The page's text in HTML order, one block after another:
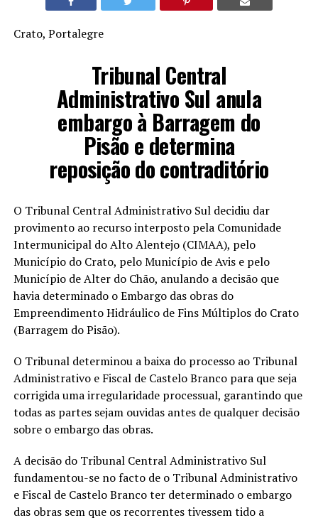
Crato, Portalegre
Tribunal Central
Administrativo Sul anula
embargo à Barragem do
Pisão e determina
reposição do contraditório
O Tribunal Central Administrativo Sul decidiu dar
provimento ao recurso interposto pela Comunidade
Intermunicipal do Alto Alentejo (CIMAA), pelo
Município do Crato, pelo Município de Avis e pelo
Município de Alter do Chão, anulando a decisão que
havia determinado o Embargo das obras do
Empreendimento Hidráulico de Fins Múltiplos do Crato
(Barragem do Pisão).
O Tribunal determinou a baixa do processo ao Tribunal
Administrativo e Fiscal de Castelo Branco para que seja
corrigida uma irregularidade processual, garantindo que
todas as partes sejam ouvidas antes de qualquer decisão
sobre o embargo das obras.
A decisão do Tribunal Central Administrativo Sul
fundamentou-se no facto de o Tribunal Administrativo
e Fiscal de Castelo Branco ter determinado o embargo
das obras sem que os recorrentes tivessem tido a